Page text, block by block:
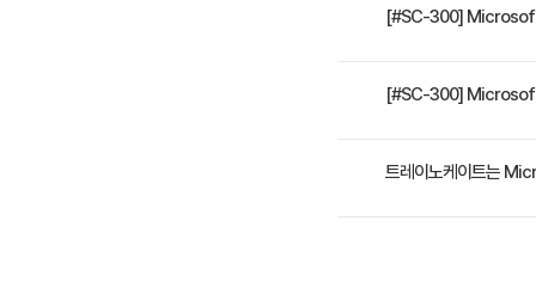
IT관리자, 보안엔지니어
[#SC-300] Microsoft
4일 과정입니다. 상세 일
[#SC-300] Microsoft
수강료는 1,000,000원
트레이노케이트는